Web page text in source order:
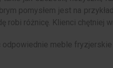
pomysłem jest na
robi różnicę. Klienci chętniej
odpowiednie meble